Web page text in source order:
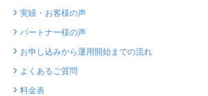
実績・お客様の声
パートナー様の声
お申し込みから運用開始までの流れ
よくあるご質問
料金表